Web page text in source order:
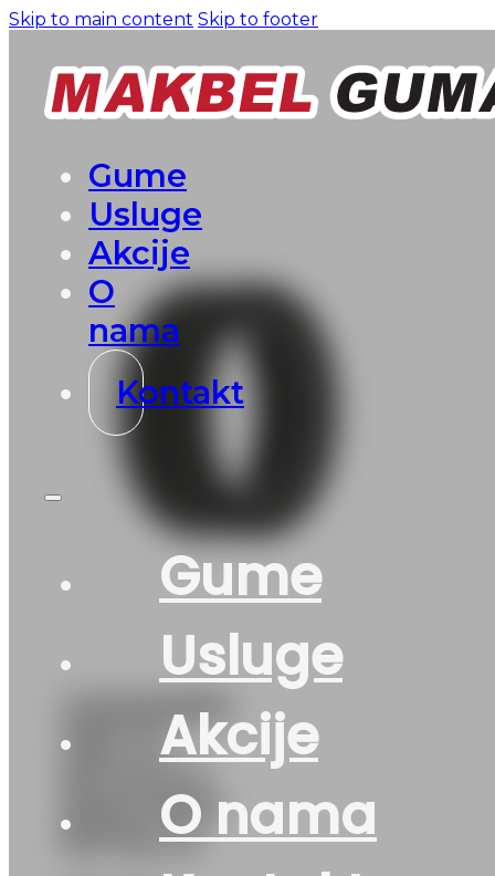
Skip to main content Skip to footer
Gume
Usluge
Akcije
O
nama
Kontakt
Gume
Usluge
Akcije
O nama
G245/45R19
102Y XL
RACE RU01
ROTALLA